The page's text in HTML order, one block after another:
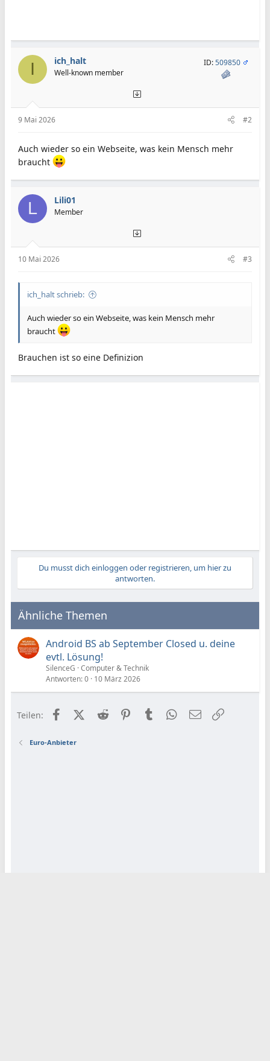
I ich_halt
Well-known member
ID:509850
9 Mai 2026 #2
Auch wieder so ein Webseite, was kein Mensch mehr
braucht
L Lili01
Member
10 Mai 2026 #3
ich_halt schrieb:
Auch wieder so ein Webseite, was kein Mensch mehr
braucht
Brauchen ist so eine Definizion
Du musst dich einloggen oder registrieren, um hier zu
antworten.
Ähnliche Themen
Android BS ab September Closed u. deine
evtl. Lösung!
SilenceG Computer & Technik
Antworten 0 10 März 2026
Teilen: FacebookX (Twitter)
Reddit PinterestTumblr WhatsApp
E-Mail
Euro-Anbieter